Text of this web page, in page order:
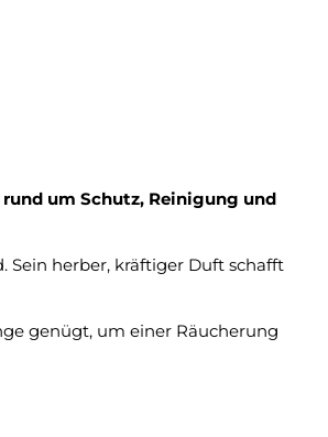
um Schutz, Reinigung und
Sein herber, kräftiger Duft schafft
genügt, um einer Räucherung